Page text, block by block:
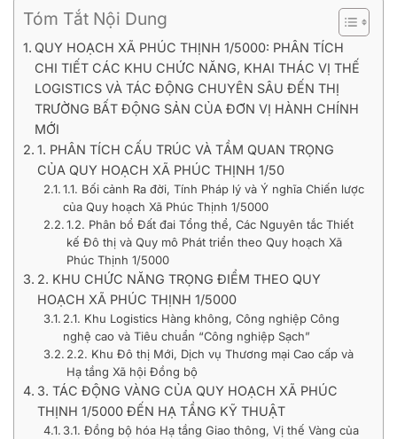
Tóm Tắt Nội Dung
QUY HOẠCH XÃ PHÚC THỊNH 1/5000: PHÂN TÍCH
CHI TIẾT CÁC KHU CHỨC NĂNG, KHAI THÁC VỊ THẾ
LOGISTICS VÀ TÁC ĐỘNG CHUYÊN SÂU ĐẾN THỊ
TRƯỜNG BẤT ĐỘNG SẢN CỦA ĐƠN VỊ HÀNH CHÍNH
MỚI
1. PHÂN TÍCH CẤU TRÚC VÀ TẦM QUAN TRỌNG
CỦA QUY HOẠCH XÃ PHÚC THỊNH 1/50
1.1. Bối cảnh Ra đời, Tính Pháp lý và Ý nghĩa Chiến lược
của Quy hoạch Xã Phúc Thịnh 1/5000
1.2. Phân bổ Đất đai Tổng thể, Các Nguyên tắc Thiết
kế Đô thị và Quy mô Phát triển theo Quy hoạch Xã
Phúc Thịnh 1/5000
2. KHU CHỨC NĂNG TRỌNG ĐIỂM THEO QUY
HOẠCH XÃ PHÚC THỊNH 1/5000
2.1. Khu Logistics Hàng không, Công nghiệp Công
nghệ cao và Tiêu chuẩn “Công nghiệp Sạch”
2.2. Khu Đô thị Mới, Dịch vụ Thương mại Cao cấp và
Hạ tầng Xã hội Đồng bộ
3. TÁC ĐỘNG VÀNG CỦA QUY HOẠCH XÃ PHÚC
THỊNH 1/5000 ĐẾN HẠ TẦNG KỸ THUẬT
3.1. Đồng bộ hóa Hạ tầng Giao thông, Vị thế Vàng của